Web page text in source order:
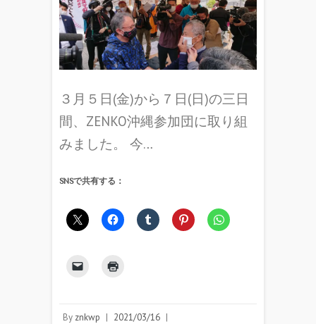
３月５日(金)から７日(日)の三日
間、ZENKO沖縄参加団に取り組
みました。 今…
SNSで共有する：
By znkwp | 2021/03/16 |